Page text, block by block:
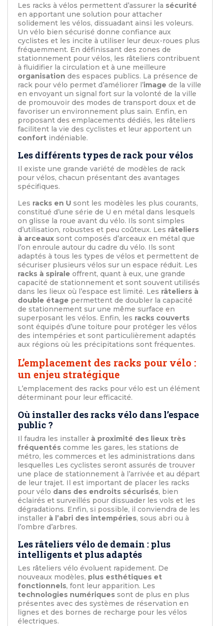
Les racks à vélos permettent d’assurer la sécurité
en apportant une solution pour attacher
solidement les vélos, dissuadant ainsi les voleurs.
Un vélo bien sécurisé donne confiance aux
cyclistes et les incite à utiliser leur deux-roues plus
fréquemment. En définissant des zones de
stationnement pour vélos, les râteliers contribuent
à fluidifier la circulation et à une meilleure
organisation des espaces publics. La présence de
rack pour vélo permet d’améliorer l’image de la ville
en envoyant un signal fort sur la volonté de la ville
de promouvoir des modes de transport doux et de
favoriser un environnement plus sain. Enfin, en
proposant des emplacements dédiés, les râteliers
facilitent la vie des cyclistes et leur apportent un
confort indéniable.
Les différents types de rack pour vélos
Il existe une grande variété de modèles de rack
pour vélos, chacun présentant des avantages
spécifiques.
Les racks en U sont les modèles les plus courants,
constitué d’une série de U en métal dans lesquels
on glisse la roue avant du vélo. Ils sont simples
d’utilisation, robustes et peu coûteux. Les râteliers
à arceaux sont composés d’arceaux en métal que
l’on enroule autour du cadre du vélo. Ils sont
adaptés à tous les types de vélos et permettent de
sécuriser plusieurs vélos sur un espace réduit. Les
racks à spirale offrent, quant à eux, une grande
capacité de stationnement et sont souvent utilisés
dans les lieux où l’espace est limité. Les râteliers à
double étage permettent de doubler la capacité
de stationnement sur une même surface en
superposant les vélos. Enfin, les racks couverts
sont équipés d’une toiture pour protéger les vélos
des intempéries et sont particulièrement adaptés
aux régions où les précipitations sont fréquentes.
L’emplacement des racks pour vélo :
un enjeu stratégique
L’emplacement des racks pour vélo est un élément
déterminant pour leur efficacité.
Où installer des racks vélo dans l’espace
public ?
Il faudra les installer à proximité des lieux très
fréquentés comme les gares, les stations de
métro, les commerces et les administrations dans
lesquelles Les cyclistes seront assurés de trouver
une place de stationnement à l’arrivée et au départ
de leur trajet. Il est important de placer les racks
pour vélo dans des endroits sécurisés, bien
éclairés et surveillés pour dissuader les vols et les
dégradations. Enfin, si possible, il conviendra de les
installer à l’abri des intempéries, sous abri ou à
l’ombre d’arbres.
Les râteliers vélo de demain : plus
intelligents et plus adaptés
Les râteliers vélo évoluent rapidement. De
nouveaux modèles, plus esthétiques et
fonctionnels, font leur apparition. Les
technologies numériques sont de plus en plus
présentes avec des systèmes de réservation en
lignes et des bornes de recharge pour les vélos
électriques.